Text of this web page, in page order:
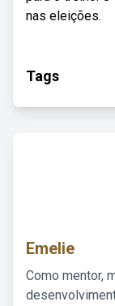
nas eleições.
Tags
Emelie
Como mentor,